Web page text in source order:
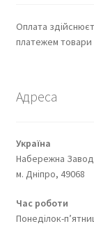
Оплата
платежем
Адреса
Україна
Набережна
м. Дніпро, 49068
Час роботи
Понеділок-